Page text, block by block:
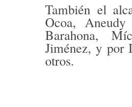
También el
Ocoa,
Barahona,
Jiménez, y por
otros.